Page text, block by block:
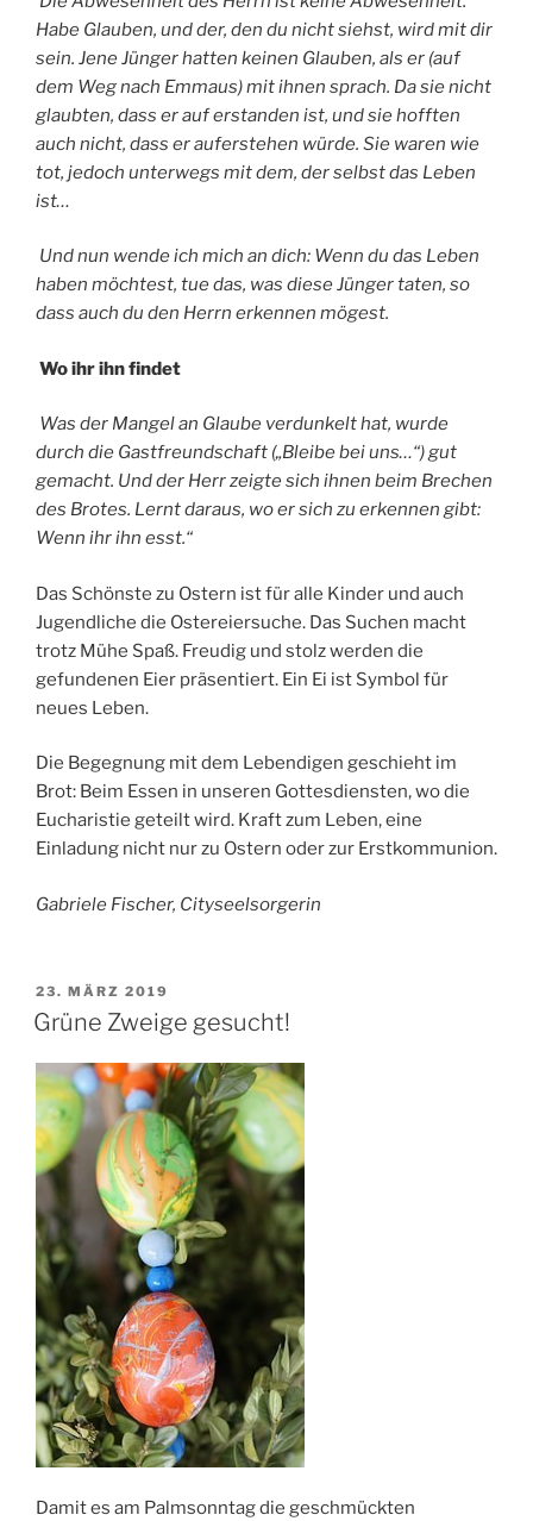
Habe Glauben, und der, den du nicht siehst, wird mit dir
sein. Jene Jünger hatten keinen Glauben, als er (auf
dem Weg nach Emmaus) mit ihnen sprach. Da sie nicht
glaubten, dass er auf erstanden ist, und sie hofften
auch nicht, dass er auferstehen würde. Sie waren wie
tot, jedoch unterwegs mit dem, der selbst das Leben
ist…
Und nun wende ich mich an dich: Wenn du das Leben
haben möchtest, tue das, was diese Jünger taten, so
dass auch du den Herrn erkennen mögest.
Wo ihr ihn findet
Was der Mangel an Glaube verdunkelt hat, wurde
durch die Gastfreundschaft („Bleibe bei uns…“) gut
gemacht. Und der Herr zeigte sich ihnen beim Brechen
des Brotes. Lernt daraus, wo er sich zu erkennen gibt:
Wenn ihr ihn esst.“
Das Schönste zu Ostern ist für alle Kinder und auch
Jugendliche die Ostereiersuche. Das Suchen macht
trotz Mühe Spaß. Freudig und stolz werden die
gefundenen Eier präsentiert. Ein Ei ist Symbol für
neues Leben.
Die Begegnung mit dem Lebendigen geschieht im
Brot: Beim Essen in unseren Gottesdiensten, wo die
Eucharistie geteilt wird. Kraft zum Leben, eine
Einladung nicht nur zu Ostern oder zur Erstkommunion.
Gabriele Fischer, Cityseelsorgerin
VERÖFFENTLICHT
AM
23. MÄRZ 2019
Grüne Zweige gesucht!
Damit es am Palmsonntag die geschmückten